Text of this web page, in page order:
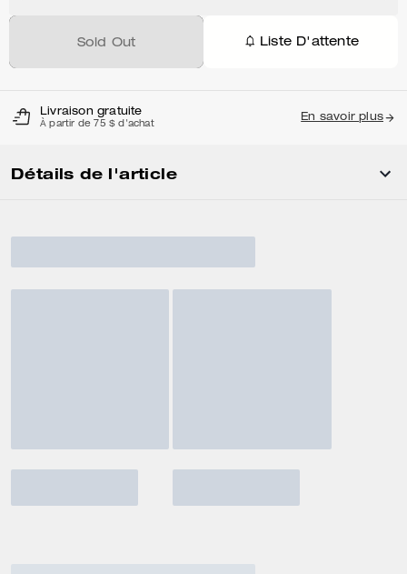
Sold Out Liste D'attente
Livraison gratuite
À partir de 75 $ d'achat
En savoir plus
Détails de l'article